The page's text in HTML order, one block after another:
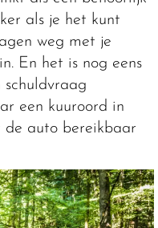
als je het kunt
weg met je
En het is nog eens
een kuuroord in
de auto bereikbaar